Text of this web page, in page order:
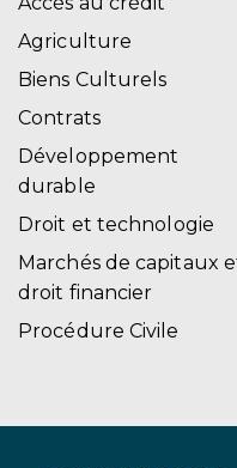
Agriculture
Biens Culturels
Contrats
Développement
durable
Droit et technologie
Marchés de capitaux
droit financier
Procédure Civile